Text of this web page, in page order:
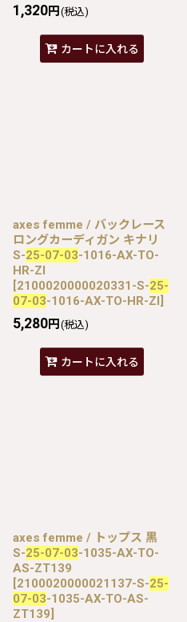
1,320円 (税込)
カートに入れる
axes femme / バックレース
ロングカーディガン キナリ
S-25-07-03-1016-AX-TO-
HR-ZI
[2100020000020331-S-25-
07-03-1016-AX-TO-HR-ZI]
5,280円 (税込)
カートに入れる
axes femme / トップス 黒
S-25-07-03-1035-AX-TO-
AS-ZT139
[2100020000021137-S-25-
07-03-1035-AX-TO-AS-
ZT139]